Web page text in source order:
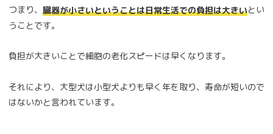
つまり、 臓器が小さいということは日常生活での負担は大きいとい
うことです。
負担が大きいことで細胞の老化スピードは早くなります。
それにより、大型犬は小型犬よりも早く年を取り、寿命が短いので
はないかと言われています。